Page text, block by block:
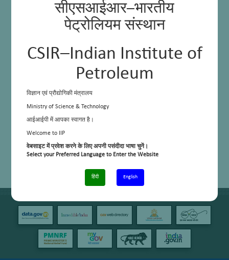
सीएसआईआर–भारतीय
पेट्रोलियम संस्थान
CSIR–Indian Institute of
Petroleum
विज्ञान एवं प्रौद्योगिकी मंत्रालय
Ministry of Science & Technology
आईआईपी में आपका स्वागत है।
Welcome to IIP
वेबसाइट में प्रवेश करने के लिए अपनी पसंदीदा भाषा चुनें।
Select your Preferred Language to Enter the Website
हिंदी English